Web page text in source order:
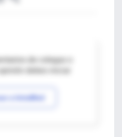
de colegas o
a IntraMed